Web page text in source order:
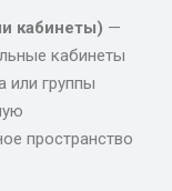
кабинеты) —
кабинеты
или группы
пространство